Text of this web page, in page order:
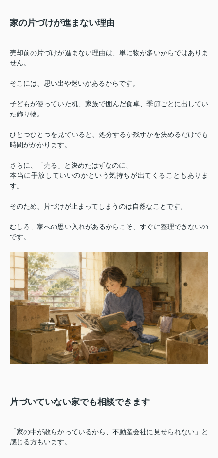
家の片づけが進まない理由
売却前の片づけが進まない理由は、単に物が多いからではありま
せん。
そこには、思い出や迷いがあるからです。
子どもが使っていた机、家族で囲んだ食卓、季節ごとに出してい
た飾り物。
ひとつひとつを見ていると、処分するか残すかを決めるだけでも
時間がかかります。
さらに、「売る」と決めたはずなのに、
本当に手放していいのかという気持ちが出てくることもありま
す。
そのため、片づけが止まってしまうのは自然なことです。
むしろ、家への思い入れがあるからこそ、すぐに整理できないの
です。
片づいていない家でも相談できます
「家の中が散らかっているから、不動産会社に見せられない」と
感じる方もいます。